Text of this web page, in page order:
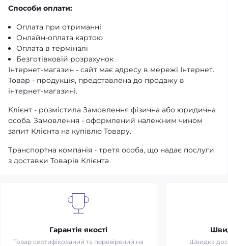
Способи оплати:
Оплата при отриманні
Онлайн-оплата картою
Оплата в терміналі
Безготівковій розрахунок
Інтернет-магазин - сайт має адресу в мережі Інтернет.
Товар - продукція, представлена ​​до продажу в
інтернет-магазині.
Клієнт - розмістила Замовлення фізична або юридична
особа. Замовлення - оформлений належним чином
запит Клієнта на купівлю Товару.
Транспортна компанія - третя особа, що надає послуги
з доставки Товарів Клієнта
Гарантія якості
Товар сертифікований та перевірений на
Швидка